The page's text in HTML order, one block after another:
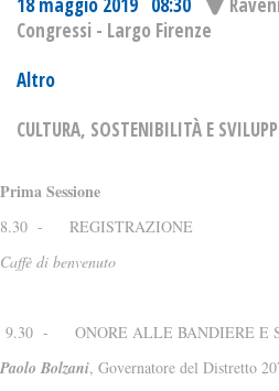
Congressi - Largo Firenze
Altro
CULTURA, SOSTENIBILITÀ E
Prima Sessione
8.30 - REGISTRAZIONE
Caffè di benvenuto
9.30 - ONORE ALLE
Paolo Bolzani, Governatore del Distretto